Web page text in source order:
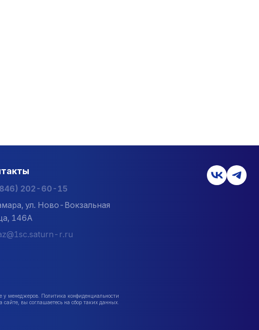
202-60-15
ул. Ново-Вокзальная
146А
r.ru
менеджеров. Политика конфиденциальности
вы соглашаетесь на сбор таких данных.